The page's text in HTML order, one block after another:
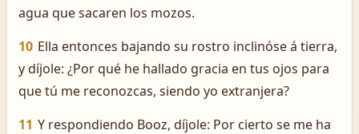
agua que sacaren los mozos.
10 Ella entonces bajando su rostro inclinóse á tierra,
y díjole: ¿Por qué he hallado gracia en tus ojos para
que tú me reconozcas, siendo yo extranjera?
11 Y respondiendo Booz, díjole: Por cierto se me ha